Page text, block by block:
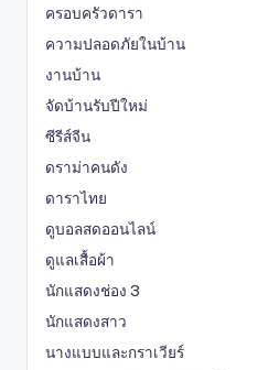
ครอบครัวดารา
ความปลอดภัยในบ้าน
งานบ้าน
จัดบ้านรับปีใหม่
ซีรีส์จีน
ดราม่าคนดัง
ดาราไทย
ดูบอลสดออนไลน์
ดูแลเสื้อผ้า
นักแสดงช่อง 3
นักแสดงสาว
นางแบบและกราเวียร์